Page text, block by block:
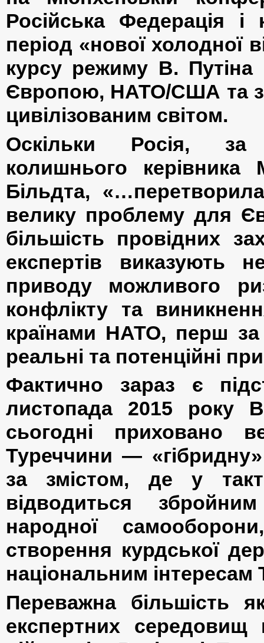
Російська Федерація
період «нової холодної
курсу режиму В. Путіна
Європою, НАТО/США та
цивілізованим світом.
Оскільки Росія, за
колишнього
Більдта,
велику проблему для
більшість провідних
експертів виказують
приводу можливого
конфлікту та
країнами НАТО, перш
реальні та потенційні
Фактично зараз є
листопада 2015 року
сьогодні приховано
Туреччини —
за змістом, де у
відводиться
народної
створення курдської
національним інтересам
Переважна більшість
експертних